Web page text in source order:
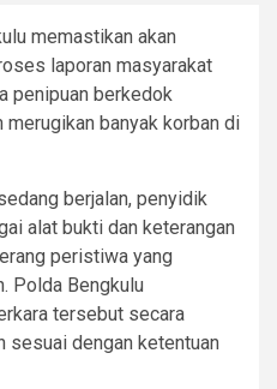
memastikan akan
laporan masyarakat
penipuan berkedok
banyak korban di
berjalan, penyidik
alat bukti dan keterangan
peristiwa yang
Polda Bengkulu
tersebut secara
sesuai dengan ketentuan